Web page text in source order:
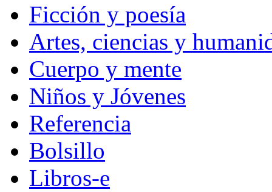
Ficción y poesía
Artes, ciencias y
Cuerpo y mente
Niños y Jóvenes
Referencia
Bolsillo
Libros-e